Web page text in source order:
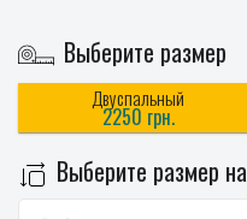
Выберите размер
Двуспальный
2250 грн.
Выберите размер